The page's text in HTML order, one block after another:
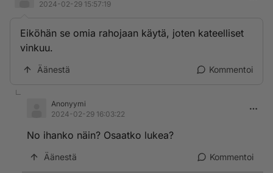
2024-02-29 15:57:19
Eiköhän se omia rahojaan käytä, joten kateelliset
vinkuu.
Äänestä Kommentoi
Anonyymi
2024-02-29 16:03:22
No ihanko näin? Osaatko lukea?
Äänestä Kommentoi